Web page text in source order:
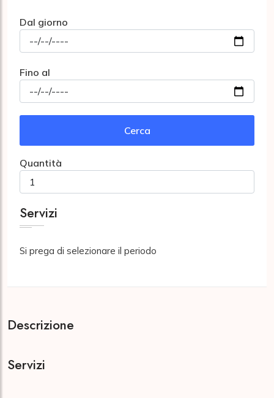
Dal giorno
Fino al
Cerca
Quantità
Servizi
Si prega di selezionare il periodo
Descrizione
Servizi